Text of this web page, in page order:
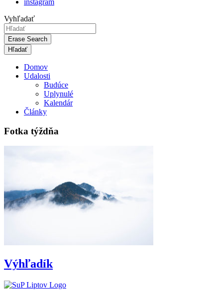
instagram
Vyhľadať
Erase Search
Domov
Udalosti
Budúce
Uplynulé
Kalendár
Články
Fotka týždňa
Výhľadík